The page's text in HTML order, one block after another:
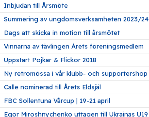
Inbjudan till Årsmöte
Summering av ungdomsverksamheten 2023/24
Dags att skicka in motion till årsmötet
Vinnarna av tävlingen Årets föreningsmedlem
Uppstart Pojkar & Flickor 2018
Ny retromössa i vår klubb- och supportershop
Calle nominerad till Årets Eldsjäl
FBC Sollentuna Vårcup | 19-21 april
Egor Miroshnychenko uttagen till Ukrainas U19